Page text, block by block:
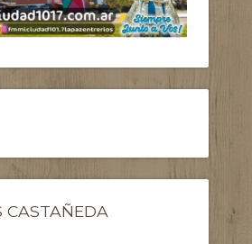
CASTAÑEDA